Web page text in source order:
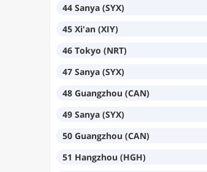
44 Sanya (SYX)
45 Xi'an (XIY)
46 Tokyo (NRT)
47 Sanya (SYX)
48 Guangzhou (CAN)
49 Sanya (SYX)
50 Guangzhou (CAN)
51 Hangzhou (HGH)